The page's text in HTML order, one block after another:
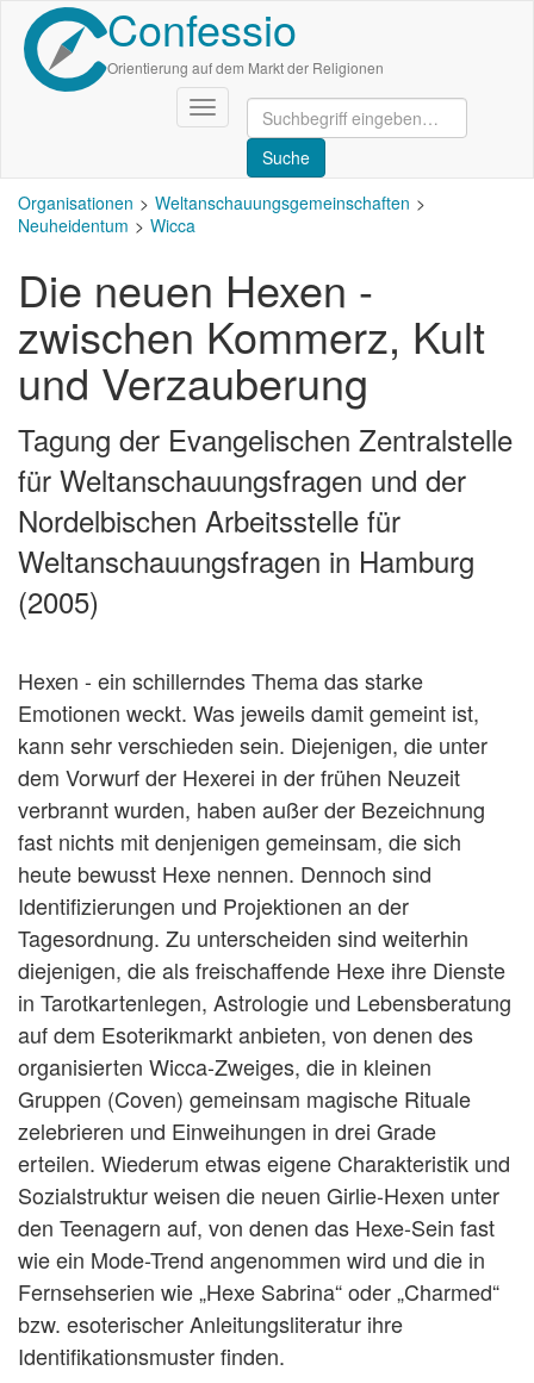
Direkt
zum
Inhalt
Confessio
Orientierung auf dem Markt der Religionen
Navigation
aktivieren/deaktivieren
Organisationen
Weltanschauungsgemeinschaften
Neuheidentum
Wicca
Die neuen Hexen -
zwischen Kommerz, Kult
und Verzauberung
Tagung der Evangelischen Zentralstelle
für Weltanschauungsfragen und der
Nordelbischen Arbeitsstelle für
Weltanschauungsfragen in Hamburg
(2005)
Hexen - ein schillerndes Thema das starke
Emotionen weckt. Was jeweils damit gemeint ist,
kann sehr verschieden sein. Diejenigen, die unter
dem Vorwurf der Hexerei in der frühen Neuzeit
verbrannt wurden, haben außer der Bezeichnung
fast nichts mit denjenigen gemeinsam, die sich
heute bewusst Hexe nennen. Dennoch sind
Identifizierungen und Projektionen an der
Tagesordnung. Zu unterscheiden sind weiterhin
diejenigen, die als freischaffende Hexe ihre Dienste
in Tarotkartenlegen, Astrologie und Lebensberatung
auf dem Esoterikmarkt anbieten, von denen des
organisierten Wicca-Zweiges, die in kleinen
Gruppen (Coven) gemeinsam magische Rituale
zelebrieren und Einweihungen in drei Grade
erteilen. Wiederum etwas eigene Charakteristik und
Sozialstruktur weisen die neuen Girlie-Hexen unter
den Teenagern auf, von denen das Hexe-Sein fast
wie ein Mode-Trend angenommen wird und die in
Fernsehserien wie „Hexe Sabrina“ oder „Charmed“
bzw. esoterischer Anleitungsliteratur ihre
Identifikationsmuster finden.